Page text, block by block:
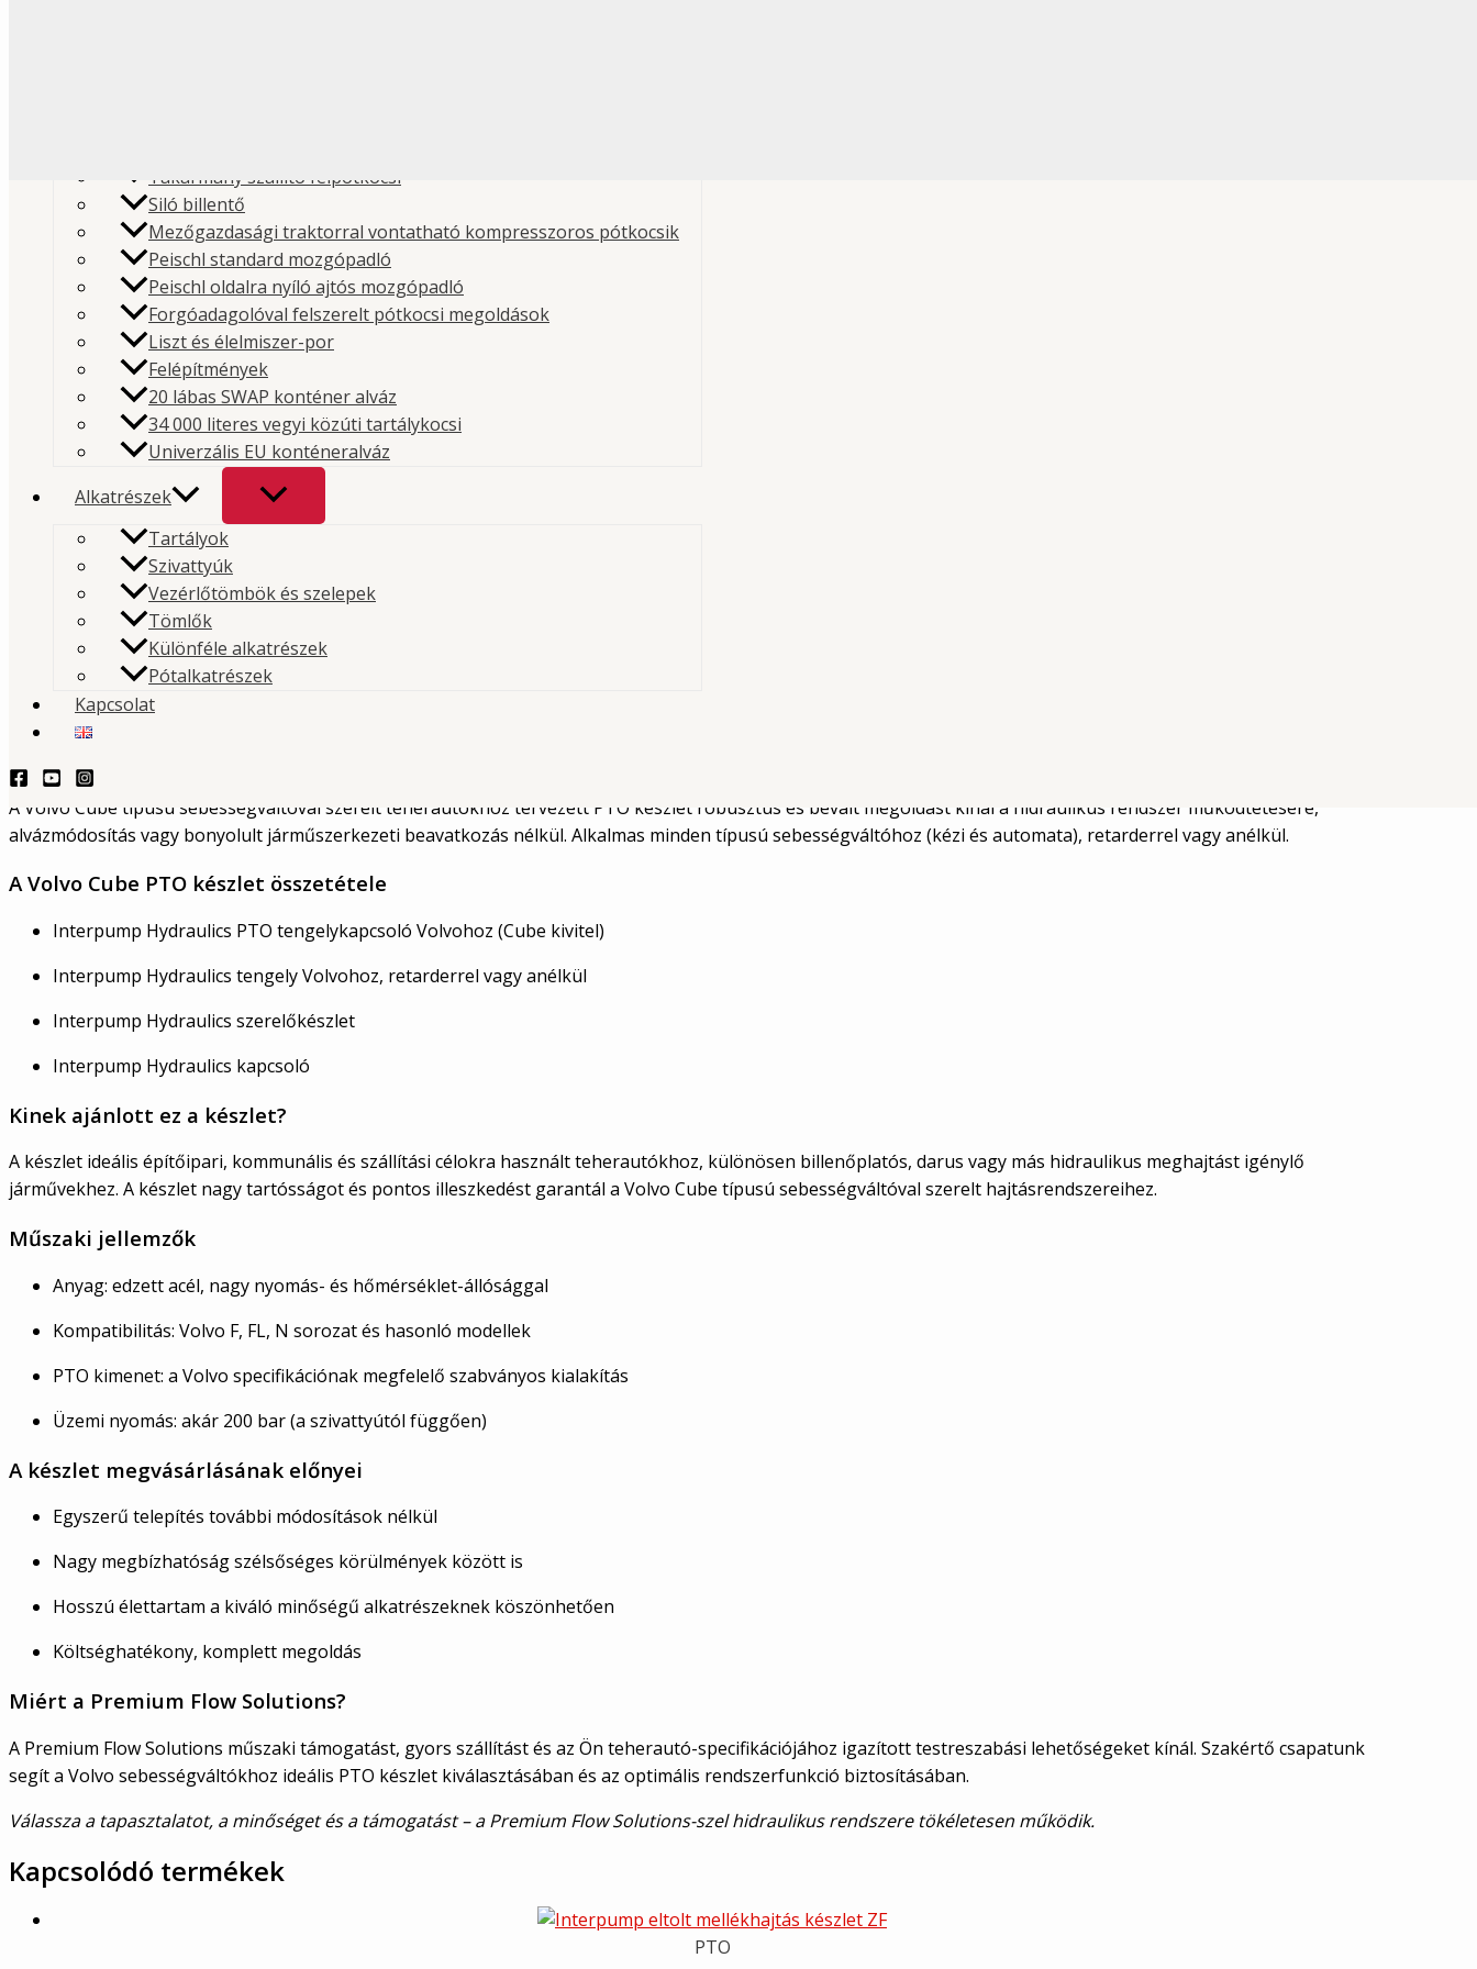
Takarmány szállító félpótkocsi
Siló billentő
Mezőgazdasági traktorral vontatható kompresszoros pótkocsik
Peischl standard mozgópadló
Peischl oldalra nyíló ajtós mozgópadló
Forgóadagolóval felszerelt pótkocsi megoldások
Liszt és élelmiszer-por
Felépítmények
20 lábas SWAP konténer alváz
34 000 literes vegyi közúti tartálykocsi
Univerzális EU konténeralváz
Alkatrészek
Tartályok
Szivattyúk
Vezérlőtömbök és szelepek
Tömlők
Különféle alkatrészek
Pótalkatrészek
Kapcsolat
Kezdőlap Bolt/Hidraulika/
kivitelhez
PTO Márka:Interpump Hydraulics
PTO készlet Volvo – Cube kivitelhez
A Volvo Cube kivitelű PTO tengelykapcsoló készletet a Cube típusú
sebességváltóval szerelt Volvo teherautókhoz tervezték.
TERMÉKLEKÉRDEZÉS - PRODUCT QUERY
Leírás
A Volvo Cube típusú sebességváltóval szerelt teherautókhoz tervezett PTO készlet robusztus és bevált megoldást kínál a hidraulikus rendszer működtetésére,
alvázmódosítás vagy bonyolult járműszerkezeti beavatkozás nélkül. Alkalmas minden típusú sebességváltóhoz (kézi és automata), retarderrel vagy anélkül.
A Volvo Cube PTO készlet összetétele
Interpump Hydraulics PTO tengelykapcsoló Volvohoz (Cube kivitel)
Interpump Hydraulics tengely Volvohoz, retarderrel vagy anélkül
Interpump Hydraulics szerelőkészlet
Interpump Hydraulics kapcsoló
Kinek ajánlott ez a készlet?
A készlet ideális építőipari, kommunális és szállítási célokra használt teherautókhoz, különösen billenőplatós, darus vagy más hidraulikus meghajtást igénylő
járművekhez. A készlet nagy tartósságot és pontos illeszkedést garantál a Volvo Cube típusú sebességváltóval szerelt hajtásrendszereihez.
Műszaki jellemzők
Anyag: edzett acél, nagy nyomás- és hőmérséklet-állósággal
Kompatibilitás: Volvo F, FL, N sorozat és hasonló modellek
PTO kimenet: a Volvo specifikációnak megfelelő szabványos kialakítás
Üzemi nyomás: akár 200 bar (a szivattyútól függően)
A készlet megvásárlásának előnyei
Egyszerű telepítés további módosítások nélkül
Nagy megbízhatóság szélsőséges körülmények között is
Hosszú élettartam a kiváló minőségű alkatrészeknek köszönhetően
Költséghatékony, komplett megoldás
Miért a Premium Flow Solutions?
A Premium Flow Solutions műszaki támogatást, gyors szállítást és az Ön teherautó-specifikációjához igazított testreszabási lehetőségeket kínál. Szakértő csapatunk
segít a Volvo sebességváltókhoz ideális PTO készlet kiválasztásában és az optimális rendszerfunkció biztosításában.
Válassza a tapasztalatot, a minőséget és a támogatást – a Premium Flow Solutions-szel hidraulikus rendszere tökéletesen működik.
Kapcsolódó termékek
PTO